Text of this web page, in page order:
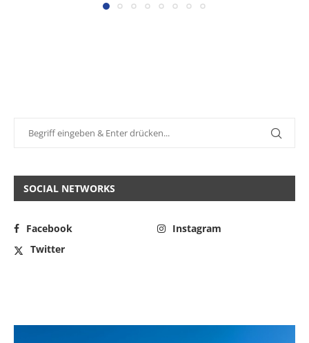
SOCIAL NETWORKS
Facebook
Instagram
Twitter